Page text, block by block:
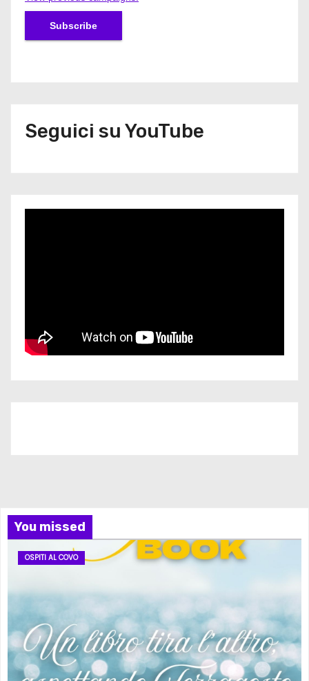
Seguici su YouTube
You missed
OSPITI AL COVO